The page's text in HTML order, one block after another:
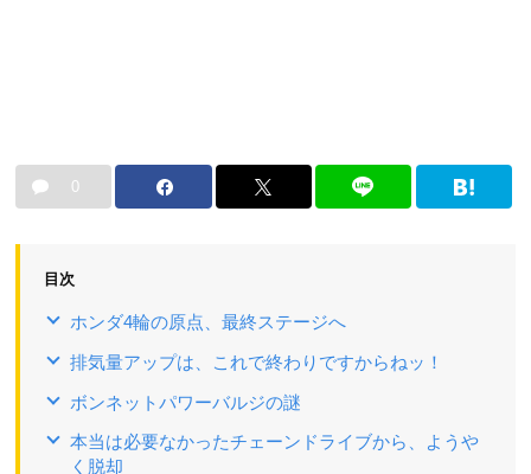
0
目次
ホンダ4輪の原点、最終ステージへ
排気量アップは、これで終わりですからねッ！
ボンネットパワーバルジの謎
本当は必要なかったチェーンドライブから、ようや
く脱却